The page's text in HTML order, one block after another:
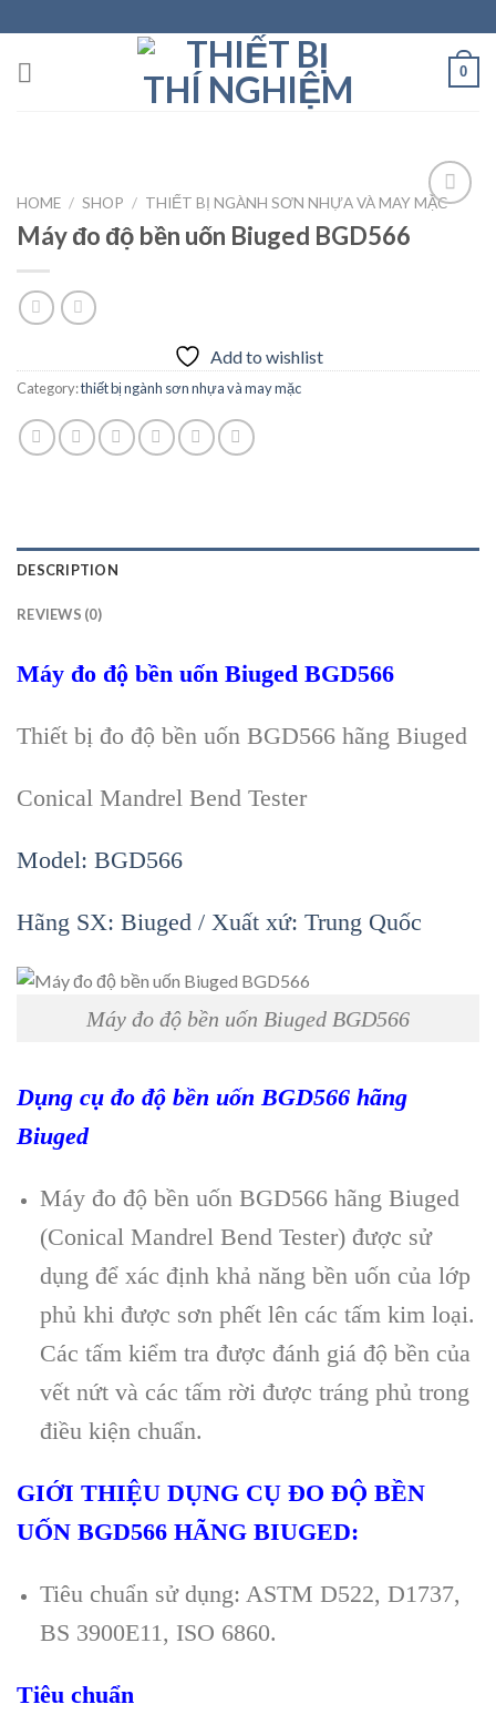
to
content
0
HOME / SHOP / THIẾT BỊ NGÀNH SƠN NHỰA VÀ MAY MẶC
Máy đo độ bền uốn Biuged BGD566
Add to wishlist
Category:thiết bị ngành sơn nhựa và may mặc
DESCRIPTION
REVIEWS (0)
Máy đo độ bền uốn Biuged BGD566
Thiết bị đo độ bền uốn BGD566 hãng Biuged
Conical Mandrel Bend Tester
Model: BGD566
Hãng SX: Biuged / Xuất xứ: Trung Quốc
Máy đo độ bền uốn Biuged BGD566
Dụng cụ đo độ bền uốn BGD566 hãng
Biuged
Máy đo độ bền uốn BGD566 hãng Biuged
(Conical Mandrel Bend Tester) được sử
dụng để xác định khả năng bền uốn của lớp
phủ khi được sơn phết lên các tấm kim loại.
Các tấm kiểm tra được đánh giá độ bền của
vết nứt và các tấm rời được tráng phủ trong
điều kiện chuẩn.
GIỚI THIỆU DỤNG CỤ ĐO ĐỘ BỀN
UỐN BGD566 HÃNG BIUGED:
Tiêu chuẩn sử dụng: ASTM D522, D1737,
BS 3900E11, ISO 6860.
Tiêu chuẩn